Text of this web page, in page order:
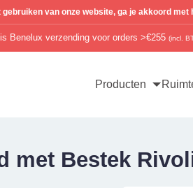
Benelux verzending voor orders >€255 (incl.
Producten
met Bestek
gebruiken van onze website, ga je akkoord